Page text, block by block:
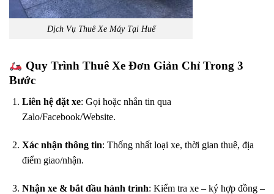
Dịch Vụ Thuê Xe Máy Tại Huế
Quy Trình Thuê Xe Đơn Giản Chỉ Trong 3
Bước
Liên hệ đặt xe: Gọi hoặc nhắn tin qua
Zalo/Facebook/Website.
Xác nhận thông tin: Thống nhất loại xe, thời gian thuê, địa
điểm giao/nhận.
Nhận xe & bắt đầu hành trình: Kiểm tra xe – ký hợp đồng –